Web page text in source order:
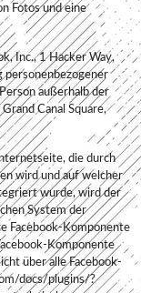
Fotos und eine
Inc., 1 Hacker Way,
personenbezogener
außerhalb der
Canal Square,
die durch
wird und auf welcher
wurde, wird der
System der
Facebook-Komponente
Komponente
über alle Facebook-
docs/plugins/?